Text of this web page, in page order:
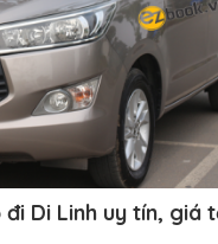
đi Di Linh uy tín, giá